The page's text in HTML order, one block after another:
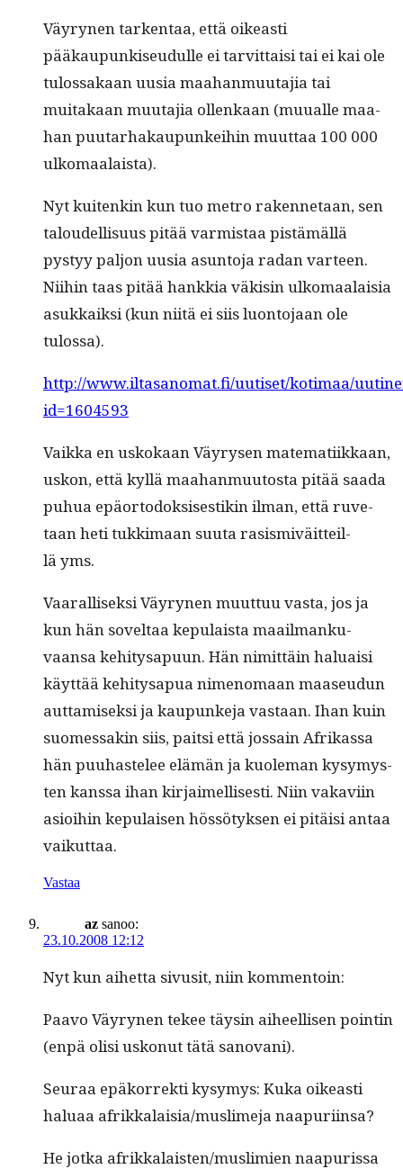
Väyry­nen tarken­taa, että oikeasti
pääkaupunkiseudulle ei tarvit­taisi tai ei kai ole
tulos­sakaan uusia maa­han­muu­ta­jia tai
muitakaan muu­ta­jia ollenkaan (muualle maa­
han puu­tarhakaupunkei­hin muut­taa 100 000
ulkomaalaista).
Nyt kuitenkin kun tuo metro raken­netaan, sen
taloudel­lisu­us pitää varmis­taa pistämäl­lä
pystyy paljon uusia asun­to­ja radan var­teen.
Niihin taas pitää han­kkia väk­isin ulko­maalaisia
asukkaik­si (kun niitä ei siis luon­to­jaan ole
tulossa).
http://www.iltasanomat.fi/uutiset/kotimaa/
id=1604593
Vaik­ka en uskokaan Väyry­sen matem­ati­ikkaan,
uskon, että kyl­lä maa­han­muu­tos­ta pitää saa­da
puhua epäortodok­sis­es­tikin ilman, että ruve­
taan heti tukki­maan suu­ta rasis­miväit­teil­
lä yms.
Vaar­al­lisek­si Väyry­nen muut­tuu vas­ta, jos ja
kun hän soveltaa kepu­laista maail­manku­
vaansa kehi­tys­a­pu­un. Hän nimit­täin halu­aisi
käyt­tää kehi­tys­a­pua nimeno­maan maaseudun
aut­tamisek­si ja kaupunke­ja vas­taan. Ihan kuin
suomes­sakin siis, pait­si että jos­sain Afrikas­sa
hän puuhastelee elämän ja kuole­man kysymys­
ten kanssa ihan kir­jaimel­lis­es­ti. Niin vakavi­in
asioi­hin kepu­laisen hössö­tyk­sen ei pitäisi antaa
vaikuttaa.
Vastaa
az sanoo:
23.10.2008 12:12
Nyt kun aihet­ta sivusit, niin kommentoin:
Paa­vo Väyry­nen tekee täysin aiheel­lisen pointin
(enpä olisi uskonut tätä sanovani).
Seu­raa epäko­r­rek­ti kysymys: Kuka oikeasti
halu­aa afrikkalaisia/muslimeja naapuriinsa?
He jot­ka afrikkalaisten/muslimien naa­puris­sa